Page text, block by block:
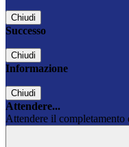
Chiudi
Successo
Chiudi
Informazione
Chiudi
Attendere...
Attendere il completamento